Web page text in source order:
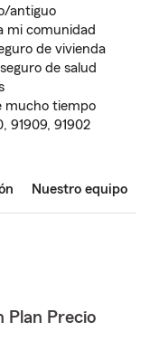
antiguo
mi comunidad
de vivienda
de salud
mucho tiempo
91909, 91902
Nuestro equipo
Plan Precio